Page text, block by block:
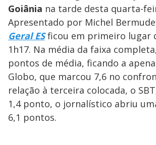
Goiânia na tarde desta quarta-
Apresentado por Michel
Geral ESficou em primeiro lugar
1h17. Na média da faixa
pontos de média, ficando a
Globo, que marcou 7,6 no
relação à terceira colocada, o
1,4 ponto, o jornalístico abriu
6,1 pontos.